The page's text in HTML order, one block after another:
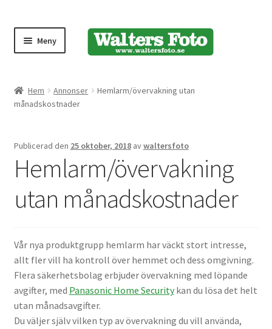
Meny
Stativ
Väskor
Hem Annonser
Hemlarm/övervakning utan
månadskostnader
Publicerad den 25 oktober, 2018 avwaltersfoto
Hemlarm/övervakning
utan månadskostnader
Vår nya produktgrupp hemlarm har väckt stort intresse,
allt fler vill ha kontroll över hemmet och dess omgivning.
Flera säkerhetsbolag erbjuder övervakning med löpande
avgifter, med Panasonic Home Securitykan du lösa det helt
utan månadsavgifter.
Du väljer själv vilken typ av övervakning du vill använda,